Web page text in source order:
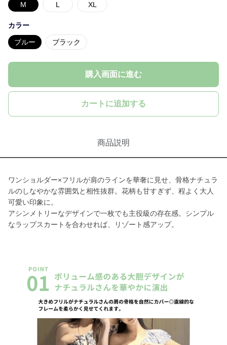
M L XL
カラー
ブルー ブラック
購入画面に進む
カートに追加する
商品説明
ワンショルダー×フリルが肩のラインを華奢に見せ、骨格ナチュラ
ルのしなやかな雰囲気と相性抜群。花柄も甘すぎず、程よく大人
可愛い印象に。
アシンメトリーなデザインで一枚でも主役級の存在感。シンプル
なラップスカートを合わせれば、リゾート感アップ。